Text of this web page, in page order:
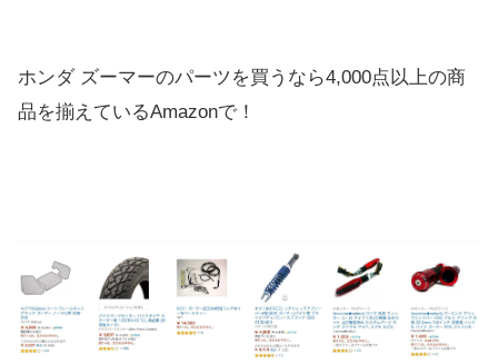
ホンダ ズーマーのパーツを買うなら4,000点以上の商
品を揃えているAmazonで！